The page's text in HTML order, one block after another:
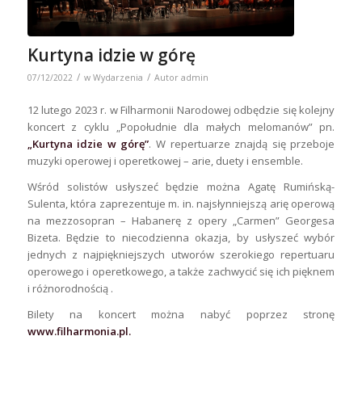
Kurtyna idzie w górę
07/12/2022 / w Wydarzenia / Autor admin
12 lutego 2023 r. w Filharmonii Narodowej odbędzie się kolejny
koncert z cyklu „Popołudnie dla małych melomanów” pn.
„Kurtyna idzie w górę”. W repertuarze znajdą się przeboje
muzyki operowej i operetkowej – arie, duety i ensemble.
Wśród solistów usłyszeć będzie można Agatę Rumińską-
Sulenta, która zaprezentuje m. in. najsłynniejszą arię operową
na mezzosopran – Habanerę z opery „Carmen” Georgesa
Bizeta. Będzie to niecodzienna okazja, by usłyszeć wybór
jednych z najpiękniejszych utworów szerokiego repertuaru
operowego i operetkowego, a także zachwycić się ich pięknem
i różnorodnością .
Bilety na koncert można nabyć poprzez stronę
www.filharmonia.pl.